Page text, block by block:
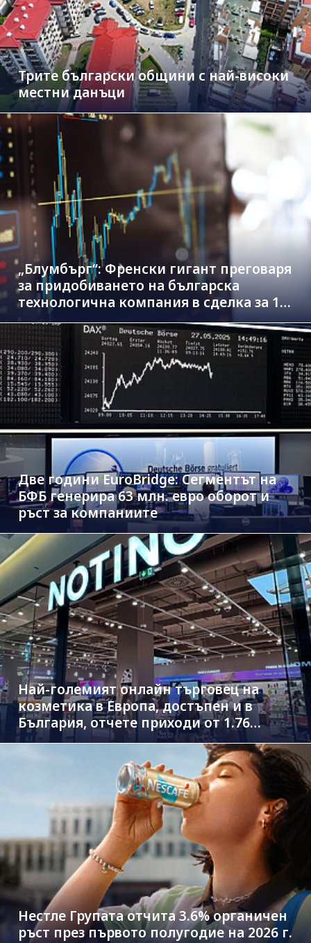
Трите български общини с най-високи
местни данъци
„Блумбърг“: Френски гигант преговаря
за придобиването на българска
технологична компания в сделка за 1.3
млрд. евро
Две години EuroBridge: Сегментът на
БФБ генерира 63 млн. евро оборот и
ръст за компаниите
Най-големият онлайн търговец на
козметика в Европа, достъпен и в
България, отчете приходи от 1.76
млрд. евро
Нестле Групата отчита 3.6% органичен
ръст през първото полугодие на 2026 г.